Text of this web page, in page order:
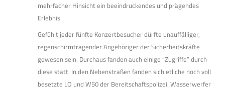
mehrfacher Hinsicht ein beeindruckendes und prägendes
Erlebnis.
Gefühlt jeder fünfte Konzertbesucher dürfte unauffälliger,
regenschirmtragender Angehöriger der Sicherheitskräfte
gewesen sein. Durchaus fanden auch einige “Zugriffe” durch
diese statt. In den Nebenstraßen fanden sich etliche noch voll
besetzte LO und W50 der Bereitschaftspolizei. Wasserwerfer